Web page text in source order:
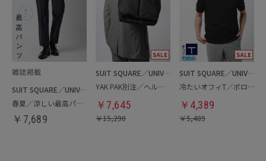
SUIT SQUARE／UNIVERSAL LANGUAGE
春夏／涼しい最高パンツ
￥ 7,689
SUIT SQUARE／UNIVERSAL LANGUAGE
YAK PAK別注／ヘルメットバッグ
￥ 7,645
￥15,290
SUIT SQUARE／UNIVERSAL LANGUAGE
冷たいオフィT／ポロシャツ
￥ 4,389
￥5,489